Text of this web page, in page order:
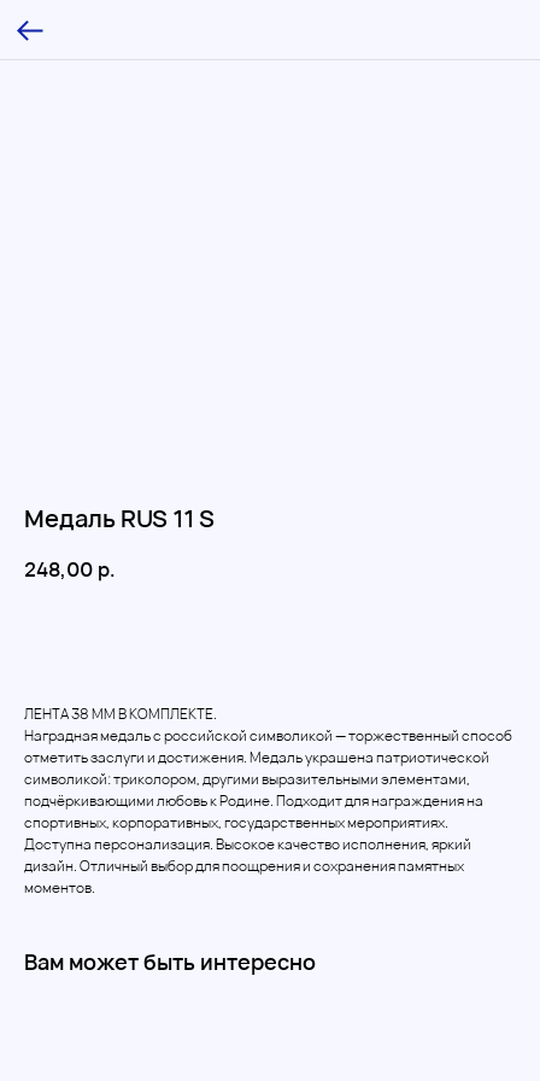
Медаль RUS 11 S
248,00 р.
ЛЕНТА 38 ММ В КОМПЛЕКТЕ.
Наградная медаль с российской символикой — торжественный способ
отметить заслуги и достижения. Медаль украшена патриотической
символикой: триколором, другими выразительными элементами,
подчёркивающими любовь к Родине. Подходит для награждения на
спортивных, корпоративных, государственных мероприятиях.
Доступна персонализация. Высокое качество исполнения, яркий
дизайн. Отличный выбор для поощрения и сохранения памятных
моментов.
Вам может быть интересно